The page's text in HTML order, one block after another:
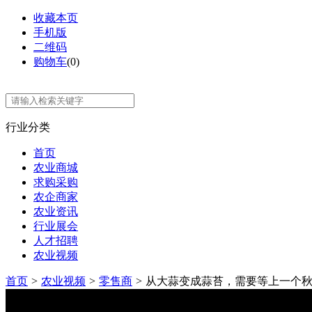
收藏本页
手机版
二维码
购物车(0)
行业分类
首页
农业商城
求购采购
农企商家
农业资讯
行业展会
人才招聘
农业视频
首页 > 农业视频 > 零售商 > 从大蒜变成蒜苔，需要等上一个